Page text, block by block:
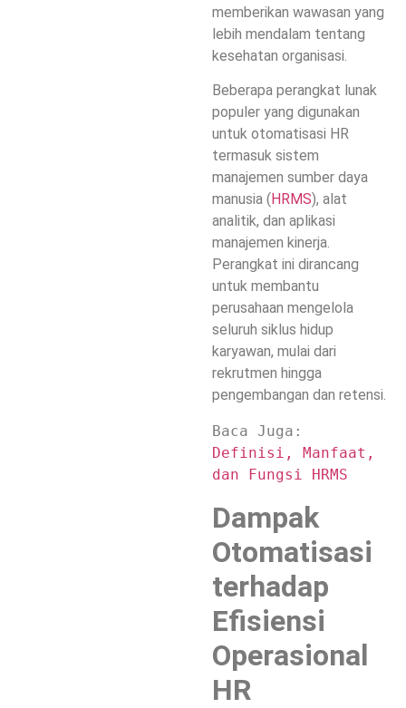
memberikan wawasan yang
lebih mendalam tentang
kesehatan organisasi.
Beberapa perangkat lunak
populer yang digunakan
untuk otomatisasi HR
termasuk sistem
manajemen sumber daya
manusia (HRMS), alat
analitik, dan aplikasi
manajemen kinerja.
Perangkat ini dirancang
untuk membantu
perusahaan mengelola
seluruh siklus hidup
karyawan, mulai dari
rekrutmen hingga
pengembangan dan retensi.
Definisi, Manfaat,
dan Fungsi HRMS
Dampak
Otomatisasi
terhadap
Efisiensi
Operasional
HR